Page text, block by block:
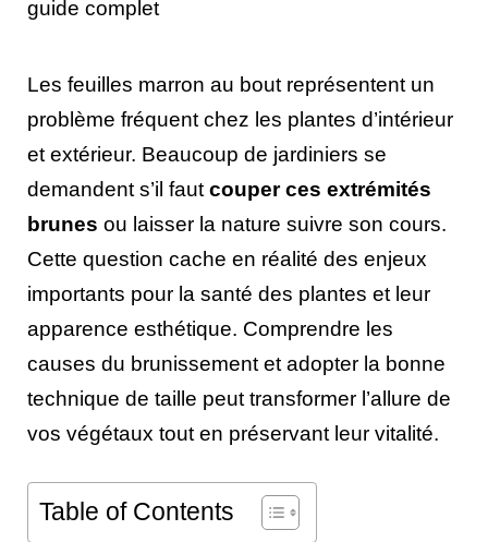
guide complet
Les feuilles marron au bout représentent un
problème fréquent chez les plantes d’intérieur
et extérieur. Beaucoup de jardiniers se
demandent s’il faut couper ces extrémités
brunes ou laisser la nature suivre son cours.
Cette question cache en réalité des enjeux
importants pour la santé des plantes et leur
apparence esthétique. Comprendre les
causes du brunissement et adopter la bonne
technique de taille peut transformer l’allure de
vos végétaux tout en préservant leur vitalité.
Table of Contents